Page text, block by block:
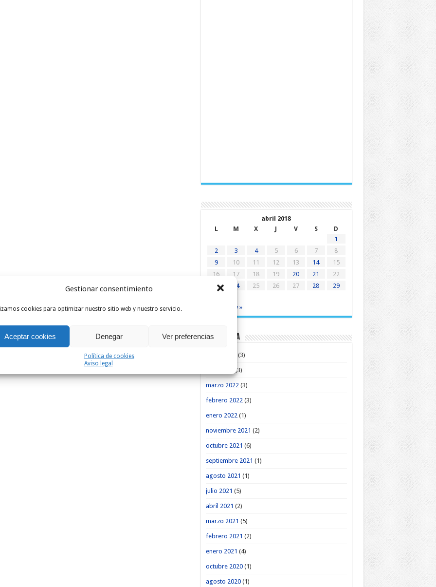
Gestionar consentimiento
cookies para optimizar nuestro sitio web y nuestro servicio.
Aceptar cookies Denegar Ver preferencias
Política de cookies
Aviso legal
abril 2018
L
M X J V S
D
1
2
3 4 5 6 7
8
9
10 11 12 13 14
15
16
17 18 19 20 21
22
23
24 25 26 27 28
29
May »
Hemeroteca
(3)
(3)
marzo 2022 (3)
febrero 2022 (3)
enero 2022 (1)
noviembre 2021 (2)
octubre 2021 (6)
septiembre 2021 (1)
agosto 2021 (1)
julio 2021 (5)
abril 2021 (2)
marzo 2021 (5)
febrero 2021 (2)
enero 2021 (4)
octubre 2020(1)
agosto 2020(1)